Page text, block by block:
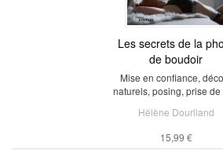
Les secrets de la
de boudoir
Mise en confiance,
naturels, posing, prise de
Hélène Dourliand
15,99 €